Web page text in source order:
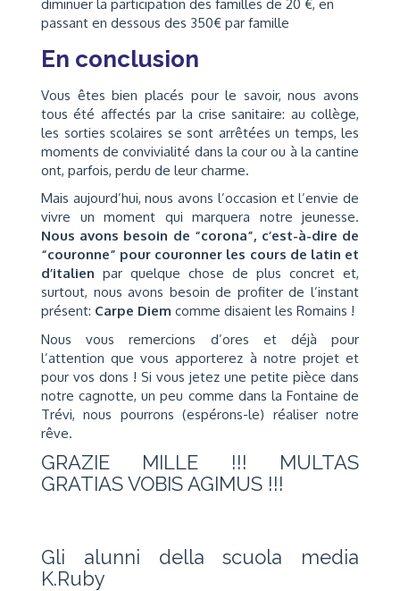
diminuer la participation des familles de 20 €, en
passant en dessous des 350€ par famille
En conclusion
Vous êtes bien placés pour le savoir, nous avons
tous été affectés par la crise sanitaire: au collège,
les sorties scolaires se sont arrêtées un temps, les
moments de convivialité dans la cour ou à la cantine
ont, parfois, perdu de leur charme.
Mais aujourd’hui, nous avons l’occasion et l’envie de
vivre un moment qui marquera notre jeunesse.
Nous avons besoin de “corona”, c’est-à-dire de
“couronne” pour couronner les cours de latin et
d’italien par quelque chose de plus concret et,
surtout, nous avons besoin de profiter de l’instant
présent: Carpe Diem comme disaient les Romains !
Nous vous remercions d’ores et déjà pour
l’attention que vous apporterez à notre projet et
pour vos dons ! Si vous jetez une petite pièce dans
notre cagnotte, un peu comme dans la Fontaine de
Trévi, nous pourrons (espérons-le) réaliser notre
rêve.
GRAZIE MILLE !!! MULTAS
GRATIAS VOBIS AGIMUS !!!
Gli alunni della scuola media
K.Ruby